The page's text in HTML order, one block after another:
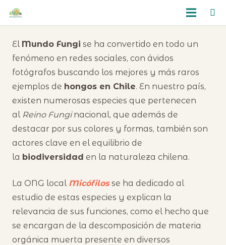
El Mundo Fungi se ha convertido en todo un
fenómeno en redes sociales, con ávidos
fotógrafos buscando los mejores y más raros
ejemplos de hongos en Chile. En nuestro país,
existen numerosas especies que pertenecen
al Reino Funginacional, que además de
destacar por sus colores y formas, también son
actores clave en el equilibrio de
la biodiversidad en la naturaleza chilena.
La ONG local Micófilos se ha dedicado al
estudio de estas especies y explican la
relevancia de sus funciones, como el hecho que
se encargan de la descomposición de materia
orgánica muerta presente en diversos